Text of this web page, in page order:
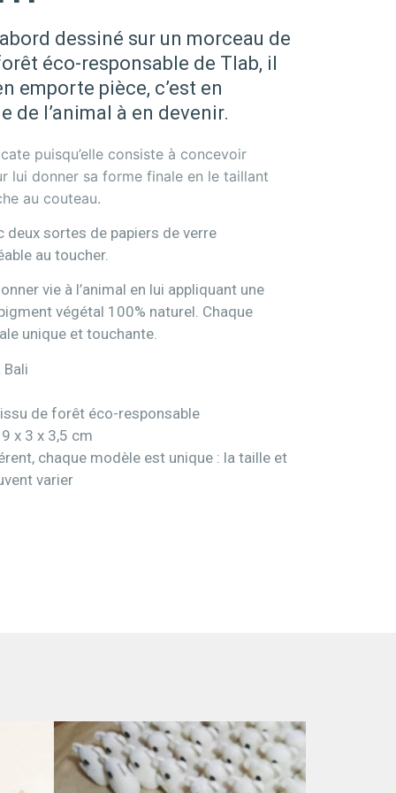
dessiné sur un morceau de
éco-responsable de Tlab, il
emporte pièce, c’est en
de l’animal à en devenir.
puisqu’elle consiste à concevoir
lui donner sa forme finale en le taillant
au couteau.
deux sortes de papiers de verre
au toucher.
vie à l’animal en lui appliquant une
végétal 100% naturel. Chaque
unique et touchante.
de forêt éco-responsable
x 3 x 3,5 cm
chaque modèle est unique : la taille et
varier